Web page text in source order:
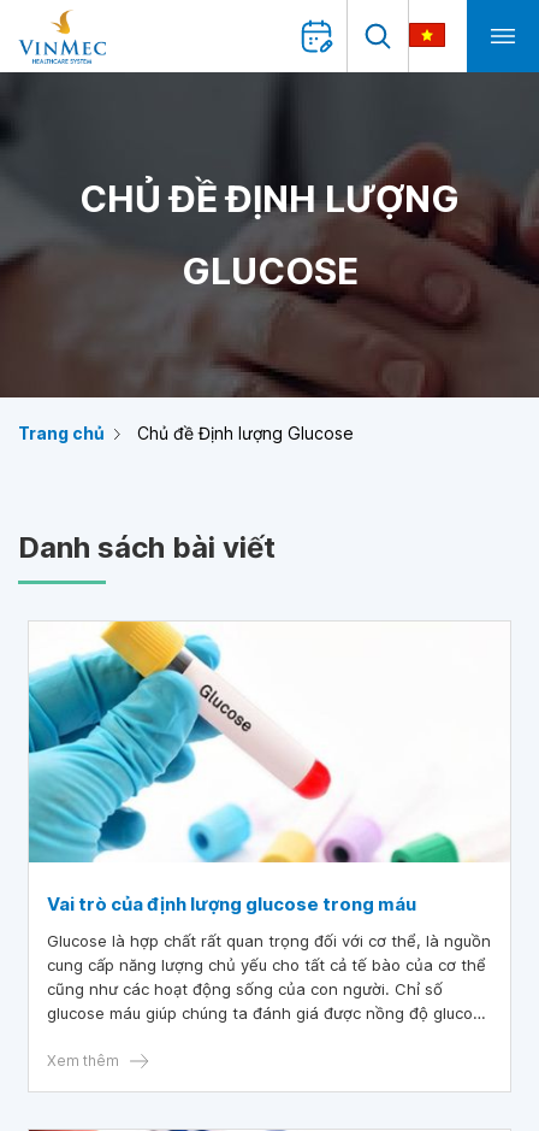
CHỦ ĐỀ ĐỊNH LƯỢNG
GLUCOSE
Trang chủ Chủ đề Định lượng Glucose
Danh sách bài viết
Vai trò của định lượng glucose trong máu
Glucose là hợp chất rất quan trọng đối với cơ thể, là nguồn
cung cấp năng lượng chủ yếu cho tất cả tế bào của cơ thể
cũng như các hoạt động sống của con người. Chỉ số
glucose máu giúp chúng ta đánh giá được nồng độ glucose
bệnh lý đái tháo đường.
Xem thêm